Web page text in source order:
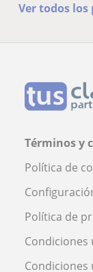
Ver todos los
Términos y
Política de
Política de
Condiciones
Condiciones